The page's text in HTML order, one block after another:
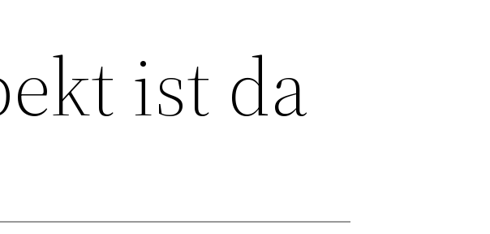
ist da